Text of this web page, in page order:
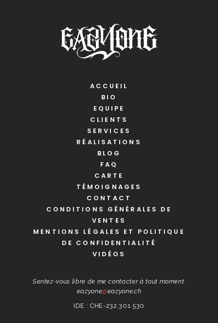
ACCUEIL
BIO
EQUIPE
CLIENTS
SERVICES
RÉALISATIONS
BLOG
FAQ
CARTE
TÉMOIGNAGES
CONTACT
CONDITIONS GÉNÉRALES DE
VENTES
MENTIONS LÉGALES ET POLITIQUE
DE CONFIDENTIALITÉ
VIDÉOS
Sentez-vous libre de me contacter à tout moment.
eazyone@eazyone.ch
IDE : CHE-232.301.530